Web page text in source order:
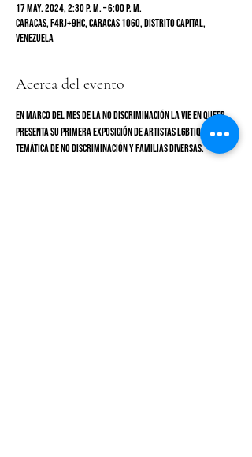
17 may. 2024, 2:30 p. m. – 6:00 p. m.
Caracas, F4RJ+9HC, Caracas 1060, Distrito Capital,
Venezuela
Acerca del evento
En marco del mes de la No Discriminación La Vie en Queer
presenta su primera exposición de artistas LGBTIQA+ con
temática de No discriminación y familias diversas.